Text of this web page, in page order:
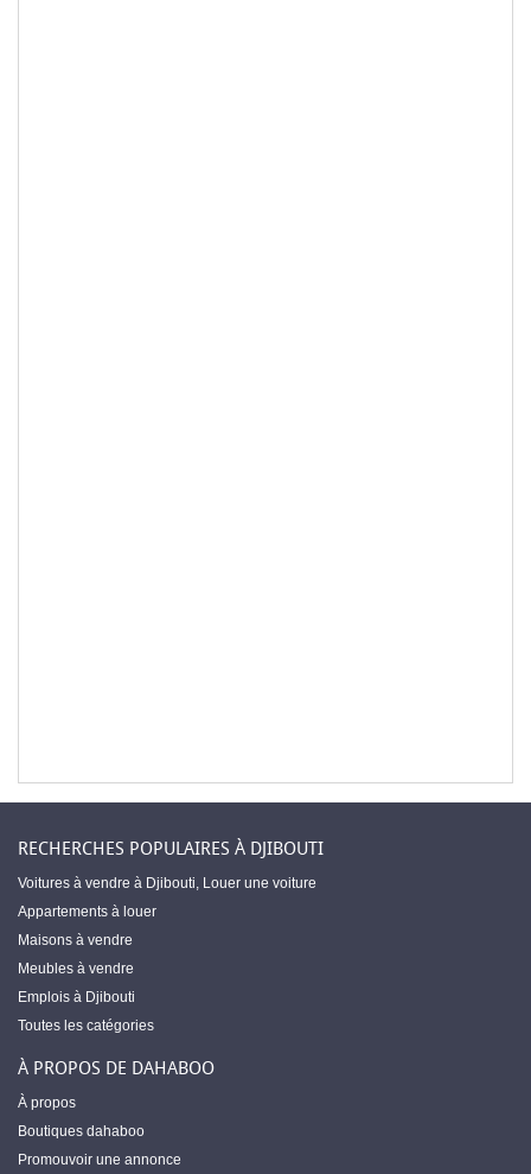
RECHERCHES POPULAIRES À DJIBOUTI
Voitures à vendre à Djibouti, Louer une voiture
Appartements à louer
Maisons à vendre
Meubles à vendre
Emplois à Djibouti
Toutes les catégories
À PROPOS DE DAHABOO
À propos
Boutiques dahaboo
Promouvoir une annonce